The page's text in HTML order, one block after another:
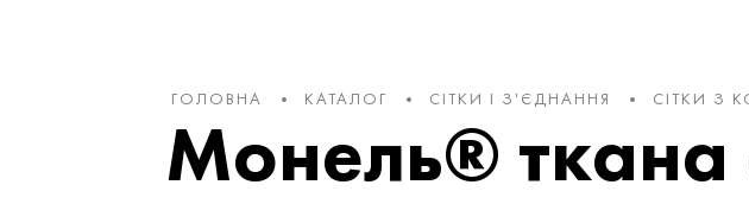
ГОЛОВНА КАТАЛОГ СІТКИ І З'ЄДНАННЯ СІТКИ З
Монель® ткана